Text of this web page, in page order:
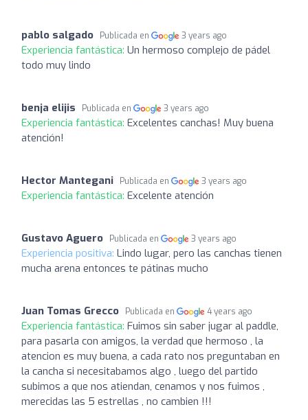
pablo salgado Publicada en 3 years ago
Experiencia fantástica: Un hermoso complejo de pádel
todo muy lindo
benja elijis Publicada en 3 years ago
Experiencia fantástica: Excelentes canchas! Muy buena
atención!
Hector Mantegani Publicada en 3 years ago
Experiencia fantástica: Excelente atención
Gustavo Aguero Publicada en 3 years ago
Experiencia positiva: Lindo lugar, pero las canchas tienen
mucha arena entonces te pátinas mucho
Juan Tomas Grecco Publicada en 4 years ago
Experiencia fantástica: Fuimos sin saber jugar al paddle,
para pasarla con amigos, la verdad que hermoso , la
atencion es muy buena, a cada rato nos preguntaban en
la cancha si necesitabamos algo , luego del partido
subimos a que nos atiendan, cenamos y nos fuimos ,
merecidas las 5 estrellas , no cambien !!!